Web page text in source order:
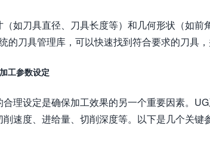
（如刀具直径、刀具长度等）和几何形状（如
的刀具管理库，可以快速找到符合要求的刀具，
工参数设定
合理设定是确保加工效果的另一个重要因素。
速度、进给量、切削深度等。以下是几个关键